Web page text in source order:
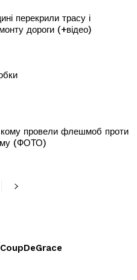
перекрили трасу і
дороги (+відео)
провели флешмоб проти
(ФОТО)